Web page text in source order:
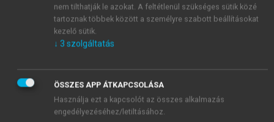
nem tilthatják le azokat. A feltétlenül szükséges sütik közé
tartoznak többek között a személyre szabott beállításokat
kezelő sütik.
↓ 3 szolgáltatás
ÖSSZES APP ÁTKAPCSOLÁSA
Használja ezt a kapcsolót az összes alkalmazás
engedélyezéséhez/letiltásához.